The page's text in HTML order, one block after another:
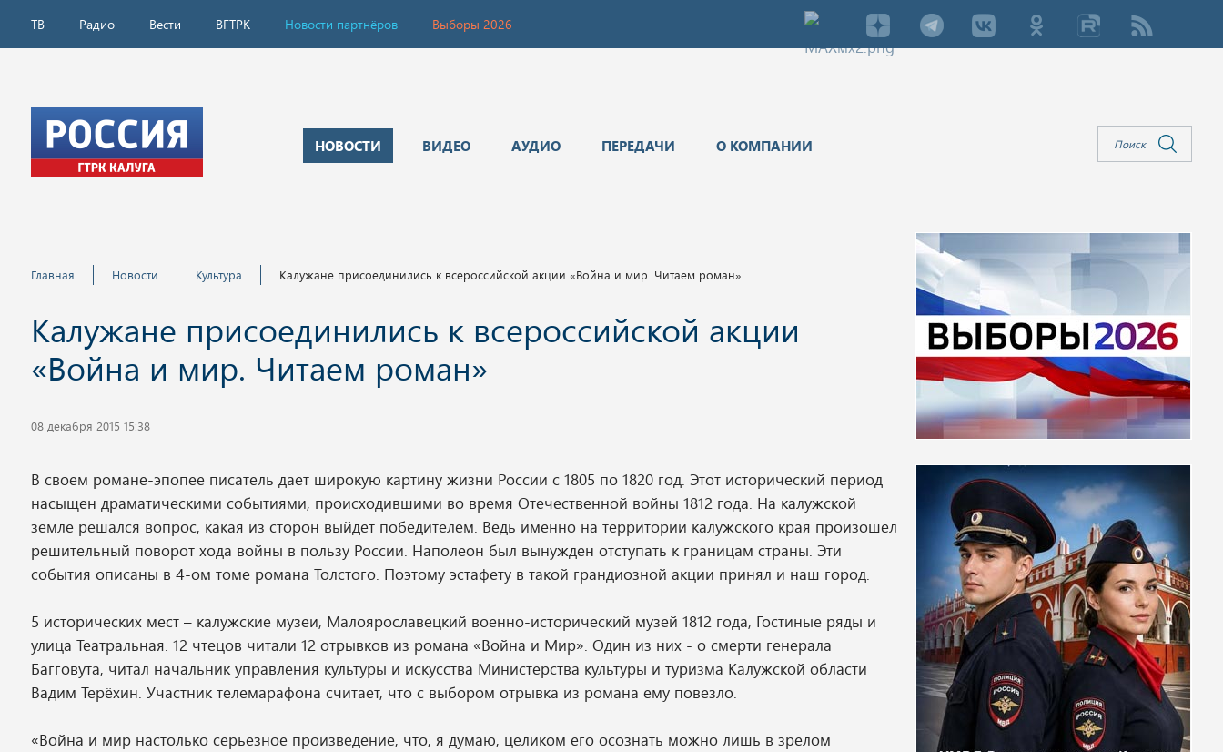
ТВ Радио Вести ВГТРК Новости партнёров Выборы 2026
НОВОСТИ ВИДЕО АУДИО ПЕРЕДАЧИ О КОМПАНИИ
Главная Новости Культура Калужане присоединились к всероссийской акции «Война и мир. Читаем роман»
Калужане присоединились к всероссийской акции
«Война и мир. Читаем роман»
08 декабря 2015 15:38
В своем романе-эпопее писатель дает широкую картину жизни России с 1805 по 1820 год. Этот исторический период
насыщен драматическими событиями, происходившими во время Отечественной войны 1812 года. На калужской
земле решался вопрос, какая из сторон выйдет победителем. Ведь именно на территории калужского края произошёл
решительный поворот хода войны в пользу России. Наполеон был вынужден отступать к границам страны. Эти
события описаны в 4-ом томе романа Толстого. Поэтому эстафету в такой грандиозной акции принял и наш город.
5 исторических мест – калужские музеи, Малоярославецкий военно-исторический музей 1812 года, Гостиные ряды и
улица Театральная. 12 чтецов читали 12 отрывков из романа «Война и Мир». Один из них - о смерти генерала
Багговута, читал начальник управления культуры и искусства Министерства культуры и туризма Калужской области
Вадим Терёхин. Участник телемарафона считает, что с выбором отрывка из романа ему повезло.
«Война и мир настолько серьезное произведение, что, я думаю, целиком его осознать можно лишь в зрелом